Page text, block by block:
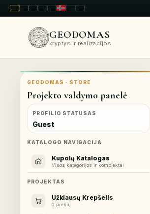
LT ENPL FR RUNOSKRO
GEODOMAS
kryptys ir realizacijos
GEODOMAS · STORE
Projekto valdymo panelė
PROFILIO STATUSAS
Guest
KATALOGO NAVIGACIJA
Kupolų Katalogas
Visos kategorijos ir komplektai
PROJEKTAS
Užklausų Krepšelis
0 prekių